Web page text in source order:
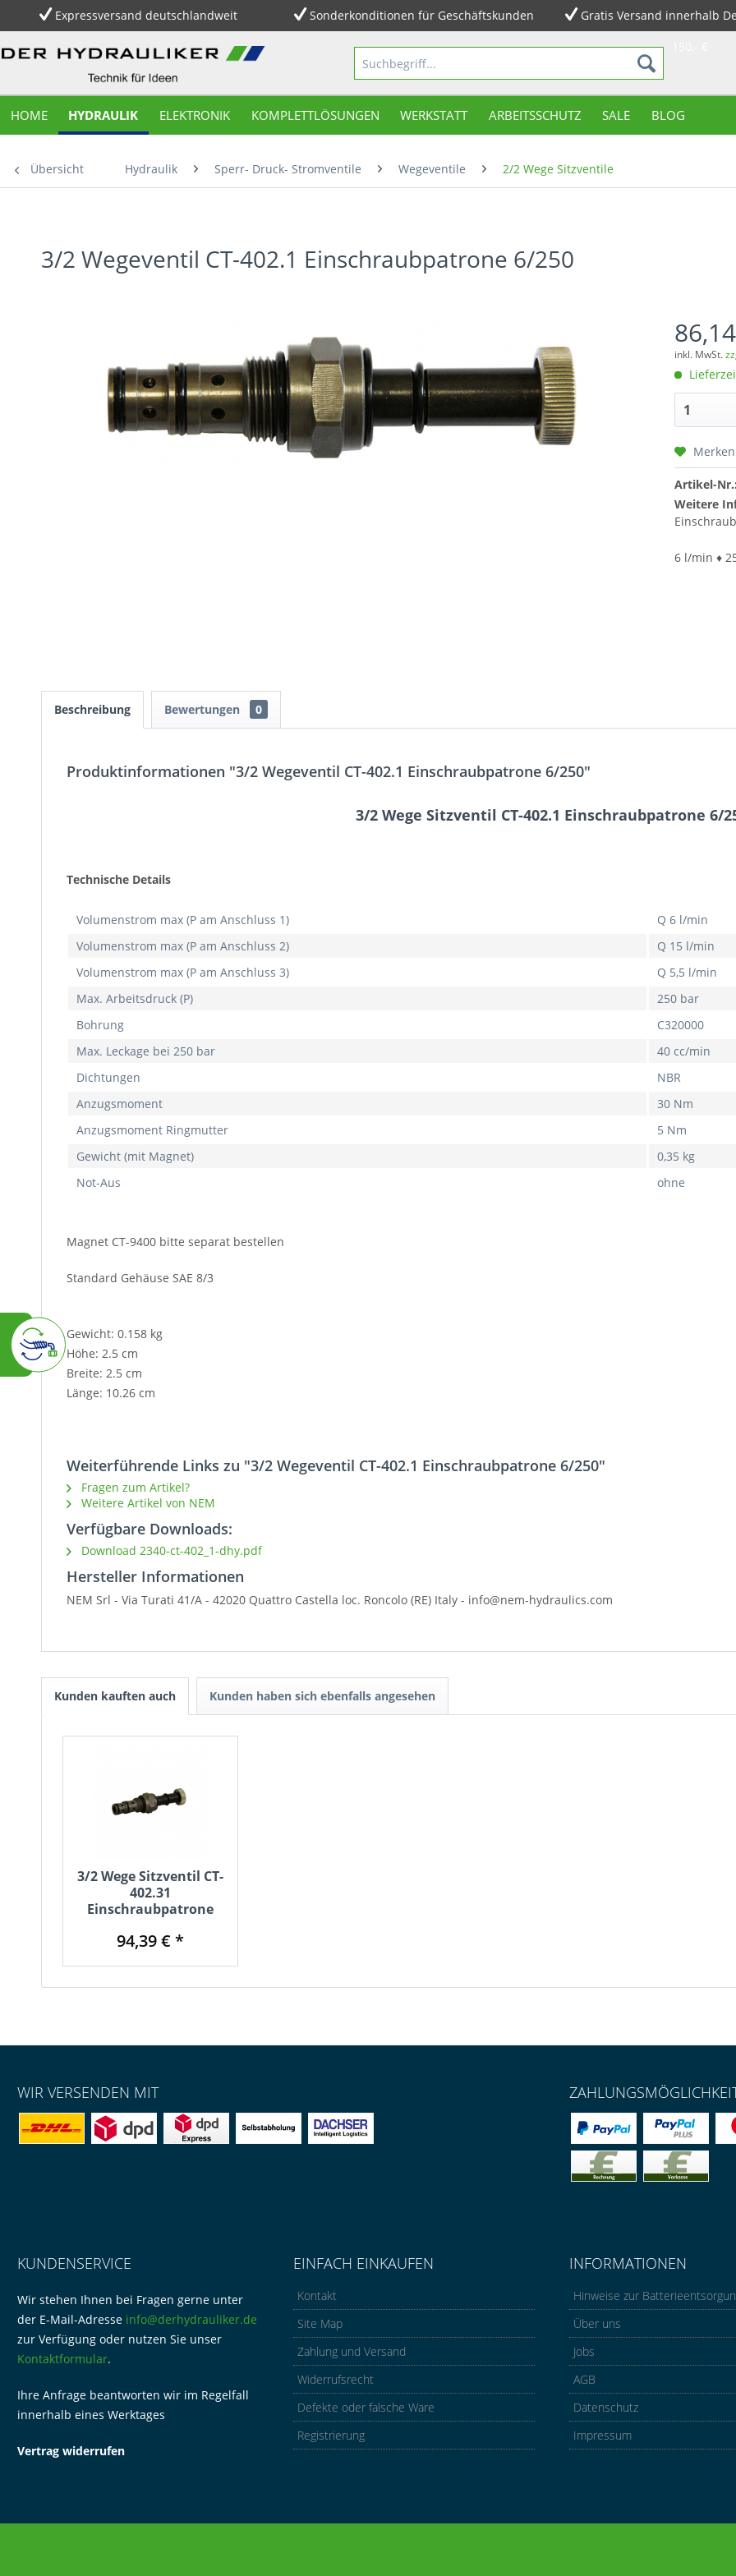
Expressversand deutschlandweit Sonderkonditionen für Geschäftskunden
Gratis Versand innerhalb
HOME HYDRAULIK ELEKTRONIK KOMPLETTLÖSUNGEN WERKSTATT ARBEITSSCHUTZ SALE BLOG
Übersicht Hydraulik Sperr- Druck- Stromventile Wegeventile 2/2 Wege Sitzventile
3/2 Wegeventil CT-402.1 Einschraubpatrone 6/250
inkl. MwSt.
Merken
Artikel-
Weitere
6 l/min ♦
Beschreibung Bewertungen 0
Produktinformationen "3/2 Wegeventil CT-402.1 Einschraubpatrone 6/250"
3/2 Wege Sitzventil CT-402.1 Einschraubpatrone 6/
Technische Details
Volumenstrom max (P am Anschluss 1)
Q 6 l/min
Volumenstrom max (P am Anschluss 2)
Q 15 l/min
Volumenstrom max (P am Anschluss 3)
Q 5,5 l/min
Max. Arbeitsdruck (P)
250 bar
Bohrung
C320000
Max. Leckage bei 250 bar
40 cc/min
Dichtungen
NBR
Anzugsmoment
30 Nm
Anzugsmoment Ringmutter
5 Nm
Gewicht (mit Magnet)
0,35 kg
Not-Aus
ohne
Magnet CT-9400 bitte separat bestellen
Standard Gehäuse SAE 8/3
Gewicht: 0.158 kg
Höhe: 2.5 cm
Breite: 2.5 cm
Länge: 10.26 cm
Weiterführende Links zu "3/2 Wegeventil CT-402.1 Einschraubpatrone 6/250"
Fragen zum Artikel?
Weitere Artikel von NEM
Verfügbare Downloads:
Download 2340-ct-402_1-dhy.pdf
Hersteller Informationen
NEM Srl - Via Turati 41/A - 42020 Quattro Castella loc. Roncolo (RE) Italy - info@nem-hydraulics.com
Kunden kauften auch Kunden haben sich ebenfalls angesehen
3/2 Wege Sitzventil CT-
402.31
Einschraubpatrone
94,39 € *
WIR VERSENDEN MIT
KUNDENSERVICE
Wir stehen Ihnen bei Fragen gerne unter
der E-Mail-Adresse info@derhydrauliker.de
zur Verfügung oder nutzen Sie unser
Kontaktformular.
Ihre Anfrage beantworten wir im Regelfall
innerhalb eines Werktages
Vertrag widerrufen
EINFACH EINKAUFEN
Kontakt
Site Map
Zahlung und Versand
Widerrufsrecht
Defekte oder falsche Ware
Registrierung
INFORMATIONEN
Hinweise zur
Über uns
Jobs
AGB
Datenschutz
Impressum